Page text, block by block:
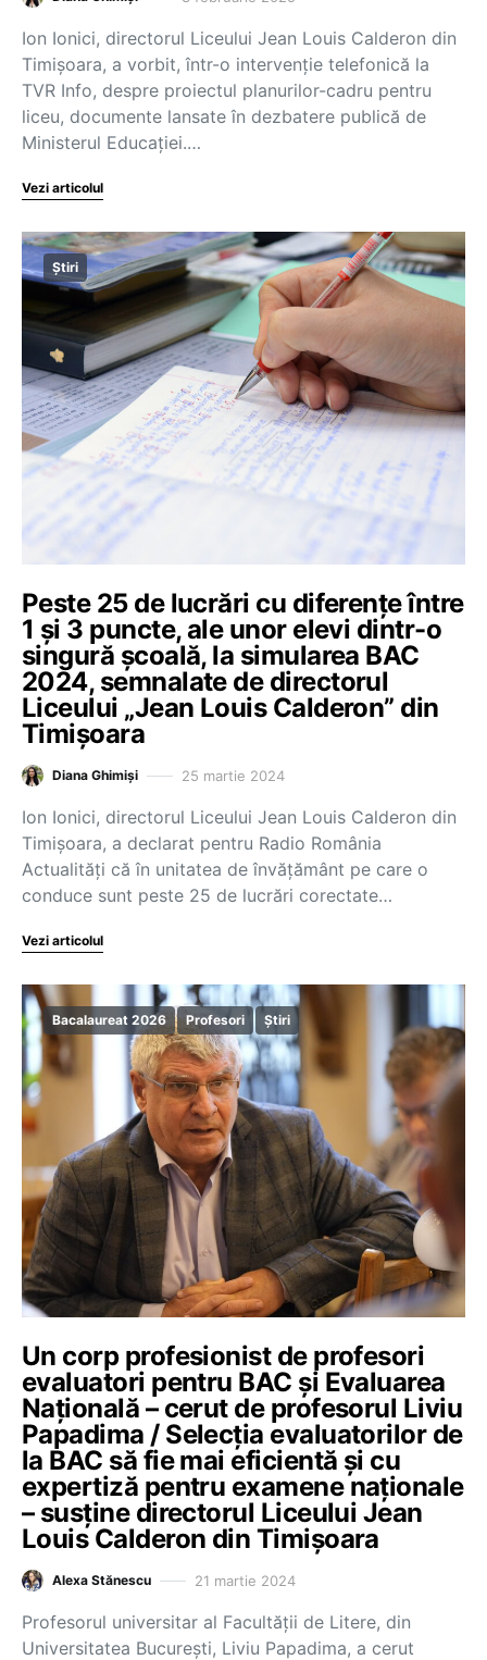
Ion Ionici, directorul Liceului Jean Louis Calderon din
Timișoara, a vorbit, într-o intervenție telefonică la
TVR Info, despre proiectul planurilor-cadru pentru
liceu, documente lansate în dezbatere publică de
Ministerul Educației.…
Vezi articolul
Știri
Peste 25 de lucrări cu diferențe între
1 și 3 puncte, ale unor elevi dintr-o
singură școală, la simularea BAC
2024, semnalate de directorul
Liceului „Jean Louis Calderon” din
Timișoara
Diana Ghimiși 25 martie 2024
Ion Ionici, directorul Liceului Jean Louis Calderon din
Timișoara, a declarat pentru Radio România
Actualități că în unitatea de învățământ pe care o
conduce sunt peste 25 de lucrări corectate…
Vezi articolul
Bacalaureat 2026 Profesori Știri
Un corp profesionist de profesori
evaluatori pentru BAC și Evaluarea
Națională – cerut de profesorul Liviu
Papadima / Selecția evaluatorilor de
la BAC să fie mai eficientă și cu
expertiză pentru examene naționale
– susține directorul Liceului Jean
Louis Calderon din Timișoara
Alexa Stănescu 21 martie 2024
Profesorul universitar al Facultății de Litere, din
Universitatea București, Liviu Papadima, a cerut